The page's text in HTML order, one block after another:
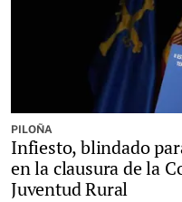
PILOÑA
Infiesto, blindado
en la clausura de la
Juventud Rural